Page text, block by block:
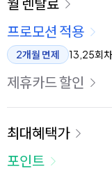
프로모션 적용
2개월 면제 13,25회
제휴카드 할인
최대혜택가
포인트